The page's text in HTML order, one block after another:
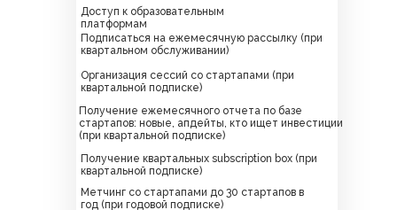
Доступ к образовательным
платформам
Подписаться на ежемесячную рассылку (при
квартальном обслуживании)
Организация сессий со стартапами (при
квартальной подписке)
Получение ежемесячного отчета по базе
стартапов: новые, апдейты, кто ищет инвестиции
(при квартальной подписке)
Получение квартальных subscription box (при
квартальной подписке)
Метчинг со стартапами до 30 стартапов в
год (при годовой подписке)